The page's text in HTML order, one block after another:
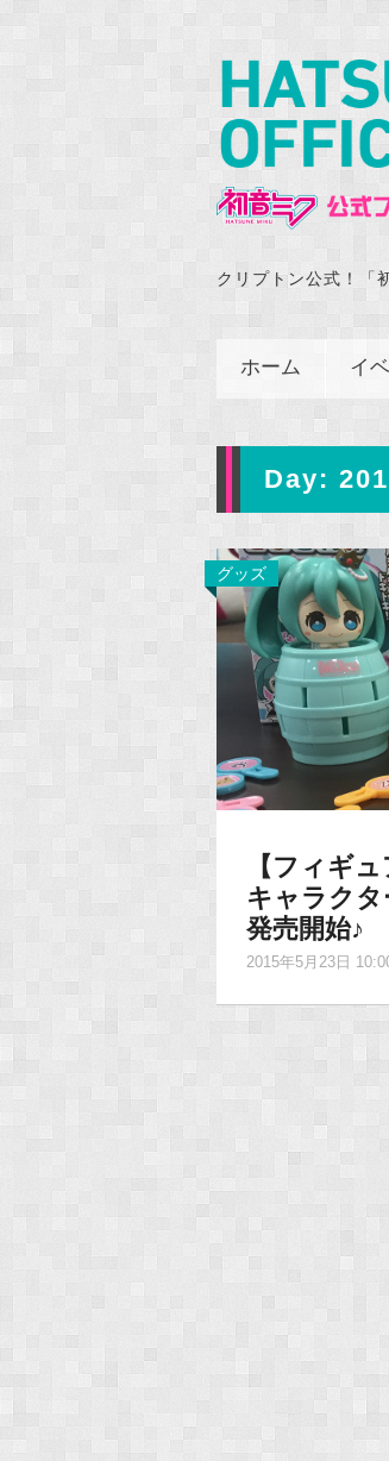
クリプトン公式！「
ホーム イ
Day:
グッズ
【フィギ
キャラクタ
発売開始♪
2015年5月23日